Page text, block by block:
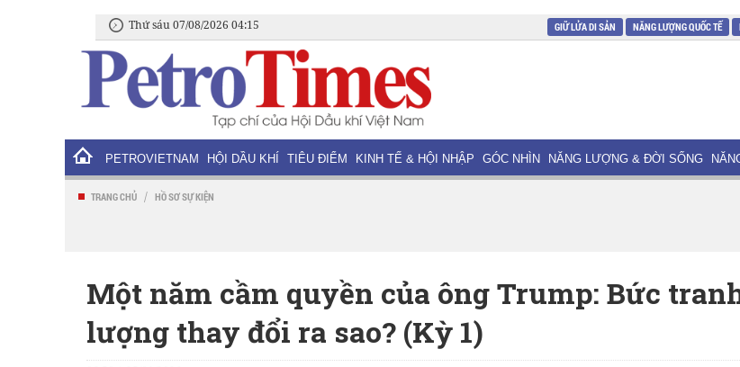
Thứ sáu 07/08/2026 04:15 GIỮ LỬA DI SẢN NĂNG LƯỢNG QUỐC TẾ
PETROVIETNAM HỘI DẦU KHÍ TIÊU ĐIỂM KINH TẾ & HỘI NHẬP GÓC NHÌN NĂNG LƯỢNG & ĐỜI SỐNG
TRANG CHỦ / HỒ SƠ SỰ KIỆN
Một năm cầm quyền của ông Trump: Bức
lượng thay đổi ra sao? (Kỳ 1)